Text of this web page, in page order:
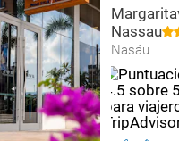
Nassau
Nasáu